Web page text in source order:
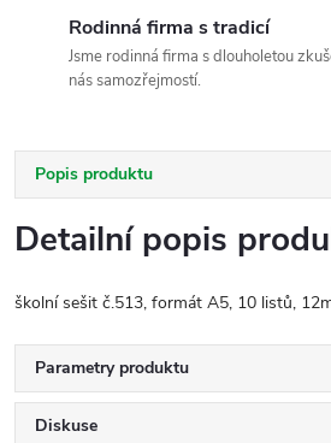
Rodinná firma s tradicí
Jsme rodinná firma s dlouholetou
nás samozřejmostí.
Popis produktu
Detailní popis
školní sešit č.513, formát A5, 10 listů,
Parametry produktu
Diskuse